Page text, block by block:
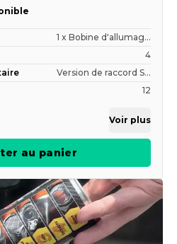
1 x Bobine d'allumag...
4
Version de raccord S...
12
Voir plus
au panier